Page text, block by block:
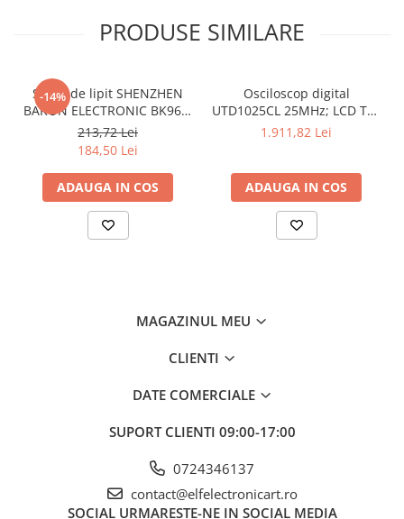
Parametrii de
(6000)
Interval de
măsurare a
tensiunii DC
măsurării
tensiunii DC
Interval de
tensiunii AC
6V, 60V, 600V
Interval de
4A, 10A
PRODUSE SIMILARE
-14%
Stație de lipit SHENZHEN
BAKON ELECTRONIC BK969,
200...480°C control
analogic, cu buton
213,72 Lei
184,50 Lei
ADAUGA IN COS
Osciloscop digital
UTD1025CL 25MHz; LCD TFT
3,5"; Ch: 1; 250Msps; 12kpts
1.911,82 Lei
ADAUGA IN COS
MAGAZINUL MEU
CLIENTI
DATE COMERCIALE
SUPORT CLIENTI 09:00-17:00
0724346137
contact@elfelectronicart.ro
SOCIAL URMARESTE-NE IN SOCIAL MEDIA